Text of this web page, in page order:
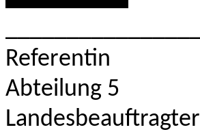
Referentin
Abteilung 5